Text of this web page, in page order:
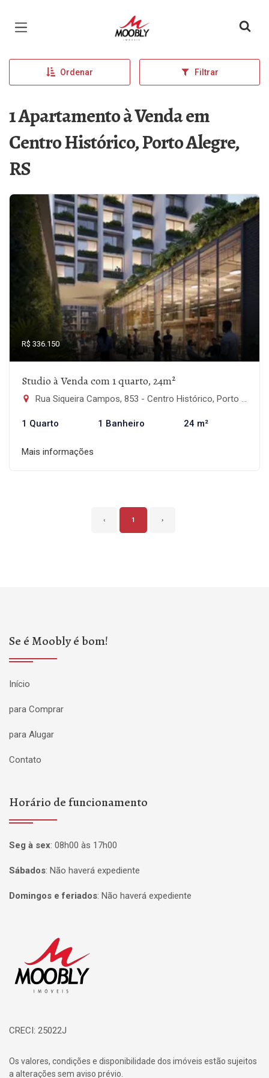
Página inicial
Ordenar Filtrar
1 Apartamento à Venda em
Centro Histórico, Porto Alegre,
RS
R$ 336.150
Studio à Venda com 1 quarto, 24m²
Rua Siqueira Campos, 853 - Centro Histórico, Porto Alegre-RS
1 Quarto 1 Banheiro 24 m²
Mais informações
‹ 1 ›
Se é Moobly é bom!
Início
para Comprar
para Alugar
Contato
Horário de funcionamento
Seg à sex: 08h00 às 17h00
Sábados: Não haverá expediente
Domingos e feriados: Não haverá expediente
CRECI: 25022J
Os valores, condições e disponibilidade dos imóveis estão sujeitos
a alterações sem aviso prévio.